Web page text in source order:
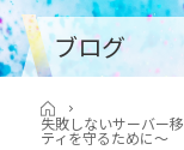
ブログ
失敗しないサーバー
ティを守るために〜